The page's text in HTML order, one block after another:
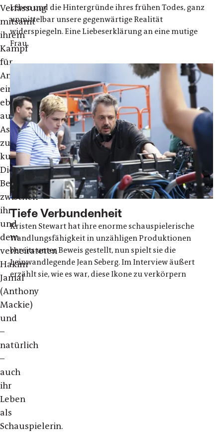
Verfassung
mitsamt
ihrem
Kampf
für
Anerkennung
einige
ebenfalls
aufgegriffene
Aspekte
zu
kurz.
Die
Beziehung
zwischen
ihr
und
dem
verheirateten
Hakim
Jamal
(Anthony
Mackie)
und
–
natürlich
–
auch
ihr
Leben
als
Schauspielerin.
Leben und die Hintergründe ihres frühen Todes, ganz
unmittelbar unsere gegenwärtige Realität
widerspiegeln. Eine Liebeserklärung an eine mutige
Frau
Tiefe Verbundenheit
Kristen Stewart hat ihre enorme schauspielerische
Wandlungsfähigkeit in unzähligen Produktionen
bereits unter Beweis gestellt, nun spielt sie die
Leinwandlegende Jean Seberg. Im Interview äußert
erzählt sie, wie es war, diese Ikone zu verkörpern